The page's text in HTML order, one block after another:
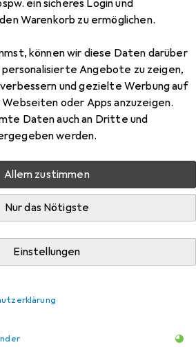
ein sicheres Login und
Warenkorb zu ermöglichen.
können wir diese Daten darüber
personalisierte Angebote zu zeigen,
und gezielte Werbung auf
Webseiten oder Apps anzuzeigen.
Daten auch an Dritte und
werden.
Allem zustimmen
Nur das Nötigste
Einstellungen
3413
Zubehör zum Produkt Heusser
der Kategorie Türschloss +